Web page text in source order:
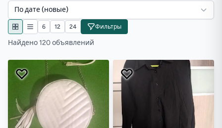
По дате (новые)
6 12 24 Фильтры
Найдено 120 объявлений